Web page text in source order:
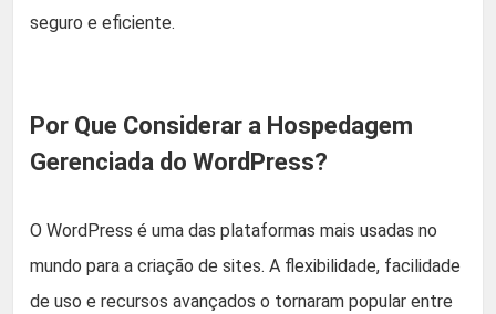
seguro e eficiente.
Por Que Considerar a Hospedagem
Gerenciada do WordPress?
O WordPress é uma das plataformas mais usadas no
mundo para a criação de sites. A flexibilidade, facilidade
de uso e recursos avançados o tornaram popular entre